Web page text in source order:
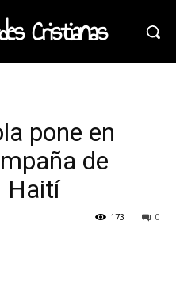
Cristianas
pone en
de
Haití
0
173